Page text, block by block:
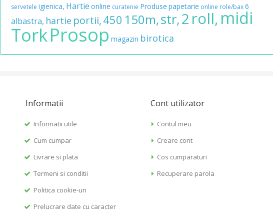
servetele igienica, Hartie online curatenie Produse papetarie online role/bax6
albastra, hartie portii,450 150m,str,2 roll,midi
TorkProsop magazin birotica
Informatii
Informatii utile
Cum cumpar
Livrare si plata
Termeni si conditii
Politica cookie-uri
Prelucrare date cu caracter
Cont utilizator
Contul meu
Creare cont
Cos cumparaturi
Recuperare parola